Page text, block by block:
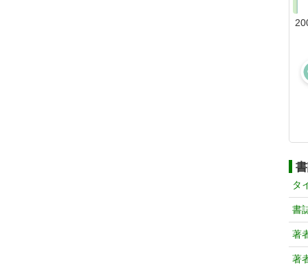
タ
書
著
著